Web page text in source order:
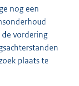
nog een
vordering
plaats te